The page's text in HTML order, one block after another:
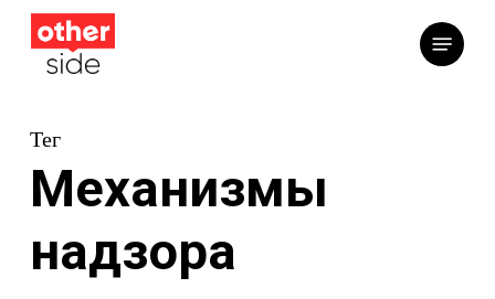
Перейти
основному
Меню
Тег
Механизмы
надзора